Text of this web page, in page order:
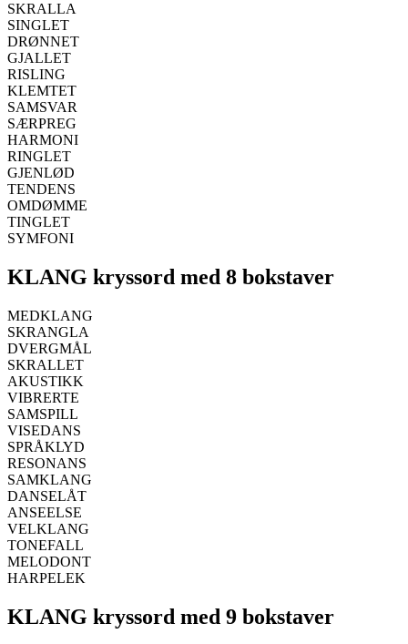
SKRALLA
SINGLET
DRØNNET
GJALLET
RISLING
KLEMTET
SAMSVAR
SÆRPREG
HARMONI
RINGLET
GJENLØD
TENDENS
OMDØMME
TINGLET
SYMFONI
KLANG kryssord med 8 bokstaver
MEDKLANG
SKRANGLA
DVERGMÅL
SKRALLET
AKUSTIKK
VIBRERTE
SAMSPILL
VISEDANS
SPRÅKLYD
RESONANS
SAMKLANG
DANSELÅT
ANSEELSE
VELKLANG
TONEFALL
MELODONT
HARPELEK
KLANG kryssord med 9 bokstaver